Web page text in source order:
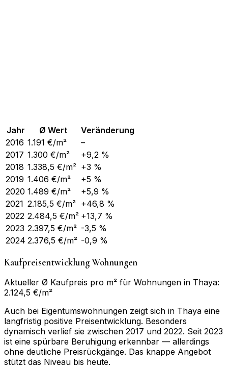
Jahr Ø Wert
Veränderung
2016 1.191 €/m²
–
2017 1.300 €/m²
+9,2 %
2018 1.338,5 €/m² +3 %
2019 1.406 €/m²
+5 %
2020 1.489 €/m²
+5,9 %
2021 2.185,5 €/m² +46,8 %
2022 2.484,5 €/m² +13,7 %
2023 2.397,5 €/m² -3,5 %
2024 2.376,5 €/m² -0,9 %
Kaufpreisentwicklung Wohnungen
Aktueller Ø Kaufpreis pro m² für Wohnungen in Thaya:
2.124,5 €/m²
Auch bei Eigentumswohnungen zeigt sich in Thaya eine
langfristig positive Preisentwicklung. Besonders
dynamisch verlief sie zwischen 2017 und 2022. Seit 2023
ist eine spürbare Beruhigung erkennbar — allerdings
ohne deutliche Preisrückgänge. Das knappe Angebot
stützt das Niveau bis heute.